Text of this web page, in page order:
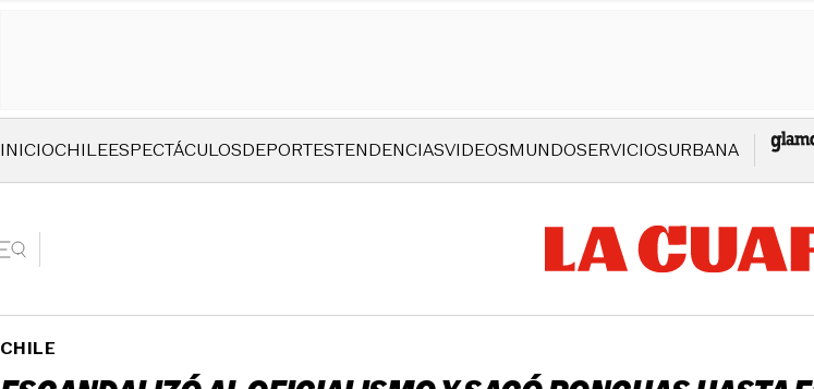
INICIOCHILEESPECTÁCULOSDEPORTESTENDENCIASVIDEOSMUNDOSERVICIOSURBANA
CHILE